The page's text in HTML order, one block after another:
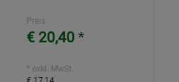
Preis
€ 20,40 *
* exkl. MwSt.: